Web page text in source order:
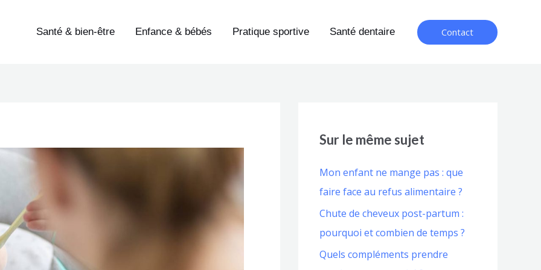
Santé & bien-être Enfance & bébés Pratique sportive Santé dentaire Contact
Sur le même sujet
Mon enfant ne mange pas : que
faire face au refus alimentaire ?
Chute de cheveux post-partum :
pourquoi et combien de temps ?
Quels compléments prendre